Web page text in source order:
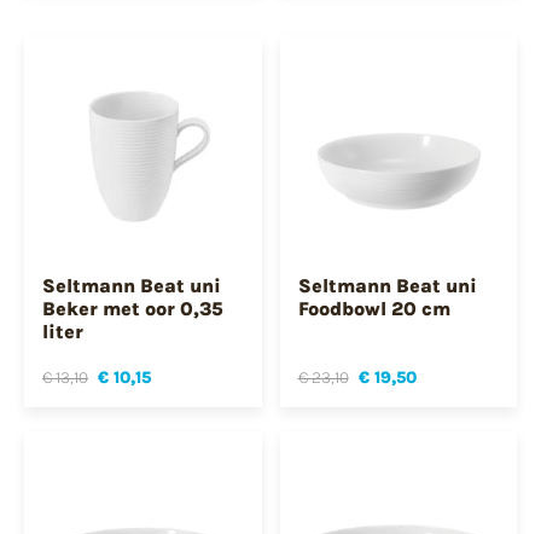
Seltmann Beat uni
Beker met oor 0,35
liter
€ 13,10 € 10,15
Seltmann Beat uni
Foodbowl 20 cm
€ 23,10 € 19,50